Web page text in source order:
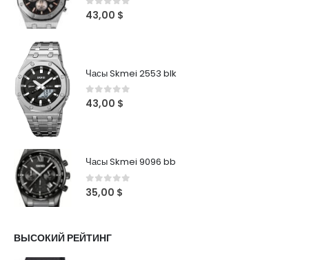
0 out of 5
43,00 $
Часы Skmei 2553 blk
0 out of 5
43,00 $
Часы Skmei 9096 bb
0out of 5
35,00 $
ВЫСОКИЙ РЕЙТИНГ